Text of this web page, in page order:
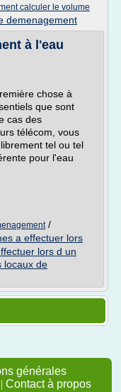
calculer le volume
demenagement
à l'eau
chose à
que sont
cas des
télécom, vous
tel ou tel
pour l'eau
/
a effectuer lors
lors d un
locaux de
générales
| Contact à propos